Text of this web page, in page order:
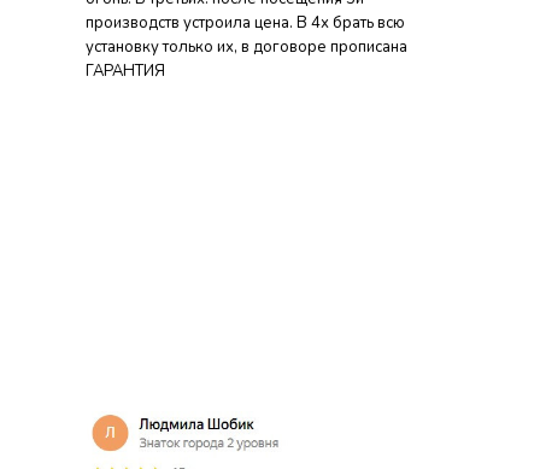
производств устроила цена. В 4х брать всю
установку только их, в договоре прописана
ГАРАНТИЯ